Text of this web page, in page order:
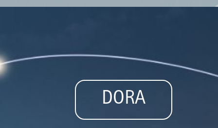
DORA